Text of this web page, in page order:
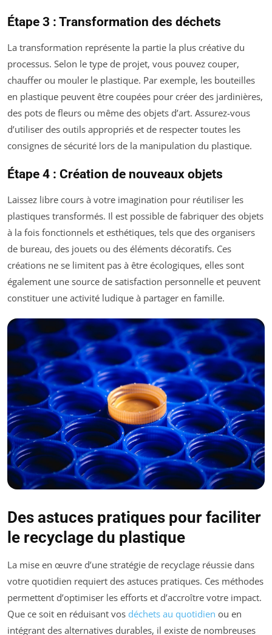
Étape 3 : Transformation des déchets
La transformation représente la partie la plus créative du
processus. Selon le type de projet, vous pouvez couper,
chauffer ou mouler le plastique. Par exemple, les bouteilles
en plastique peuvent être coupées pour créer des jardinières,
des pots de fleurs ou même des objets d’art. Assurez-vous
d’utiliser des outils appropriés et de respecter toutes les
consignes de sécurité lors de la manipulation du plastique.
Étape 4 : Création de nouveaux objets
Laissez libre cours à votre imagination pour réutiliser les
plastiques transformés. Il est possible de fabriquer des objets
à la fois fonctionnels et esthétiques, tels que des organisers
de bureau, des jouets ou des éléments décoratifs. Ces
créations ne se limitent pas à être écologiques, elles sont
également une source de satisfaction personnelle et peuvent
constituer une activité ludique à partager en famille.
Des astuces pratiques pour faciliter
le recyclage du plastique
La mise en œuvre d’une stratégie de recyclage réussie dans
votre quotidien requiert des astuces pratiques. Ces méthodes
permettent d’optimiser les efforts et d’accroître votre impact.
Que ce soit en réduisant vos déchets au quotidien ou en
intégrant des alternatives durables, il existe de nombreuses